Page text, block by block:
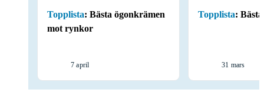
Topplista: Bästa ögonkrämen
mot rynkor
7 april
Topplista:
31 mars